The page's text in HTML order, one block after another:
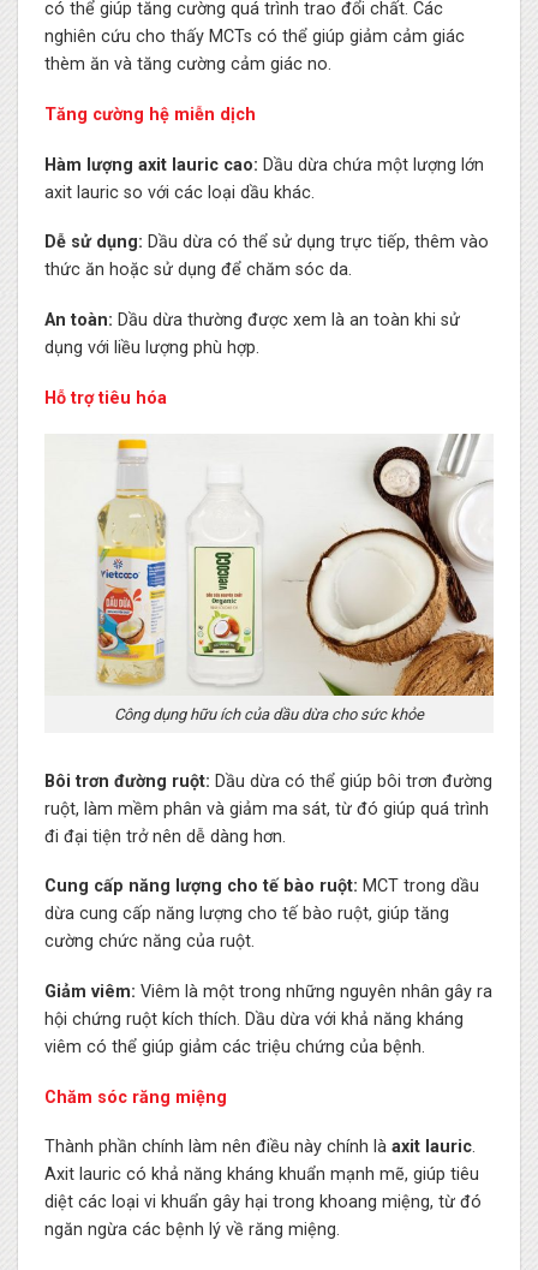
có thể giúp tăng cường quá trình trao đổi chất. Các
nghiên cứu cho thấy MCTs có thể giúp giảm cảm giác
thèm ăn và tăng cường cảm giác no.
Tăng cường hệ miễn dịch
Hàm lượng axit lauric cao: Dầu dừa chứa một lượng lớn
axit lauric so với các loại dầu khác.
Dễ sử dụng: Dầu dừa có thể sử dụng trực tiếp, thêm vào
thức ăn hoặc sử dụng để chăm sóc da.
An toàn: Dầu dừa thường được xem là an toàn khi sử
dụng với liều lượng phù hợp.
Hỗ trợ tiêu hóa
Công dụng hữu ích của dầu dừa cho sức khỏe
Bôi trơn đường ruột: Dầu dừa có thể giúp bôi trơn đường
ruột, làm mềm phân và giảm ma sát, từ đó giúp quá trình
đi đại tiện trở nên dễ dàng hơn.
Cung cấp năng lượng cho tế bào ruột: MCT trong dầu
dừa cung cấp năng lượng cho tế bào ruột, giúp tăng
cường chức năng của ruột.
Giảm viêm: Viêm là một trong những nguyên nhân gây ra
hội chứng ruột kích thích. Dầu dừa với khả năng kháng
viêm có thể giúp giảm các triệu chứng của bệnh.
Chăm sóc răng miệng
Thành phần chính làm nên điều này chính là axit lauric.
Axit lauric có khả năng kháng khuẩn mạnh mẽ, giúp tiêu
diệt các loại vi khuẩn gây hại trong khoang miệng, từ đó
ngăn ngừa các bệnh lý về răng miệng.